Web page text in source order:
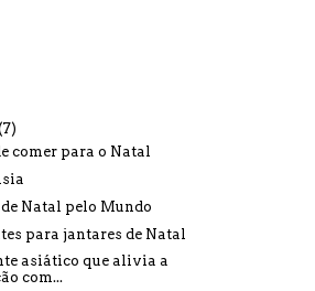
comer para o Natal
Natal pelo Mundo
para jantares de Natal
asiático que alivia a
com...